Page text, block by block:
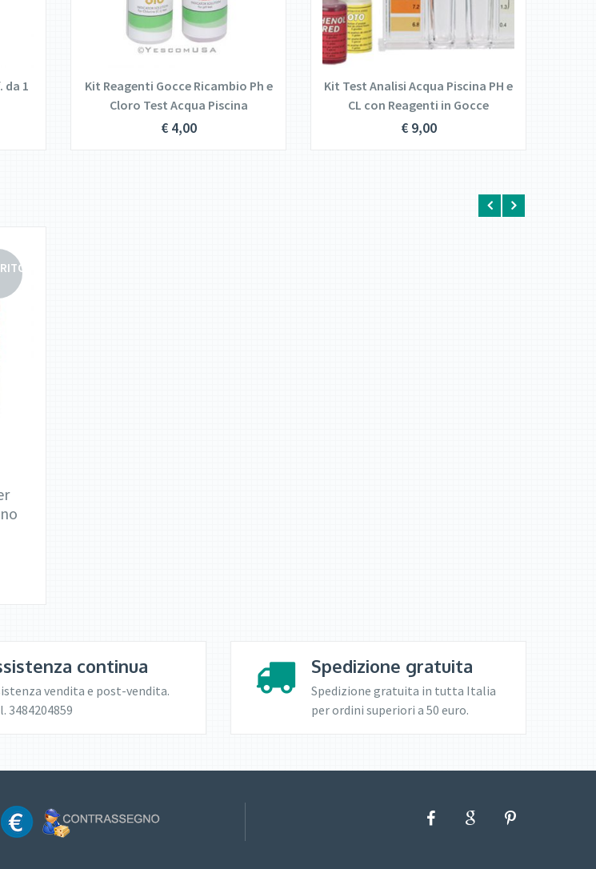
da 1
LEGGI TUTTO
Kit Reagenti Gocce Ricambio Ph e
Cloro Test Acqua Piscina
€4,00
AGGIUNGI AL
CARRELLO
Kit Test Analisi Acqua Piscina PH e
CL con Reagenti in Gocce
€9,00
continua
vendita e post-vendita.
3484204859
Spedizione gratuita
Spedizione gratuita in tutta Italia
per ordini superiori a 50 euro.